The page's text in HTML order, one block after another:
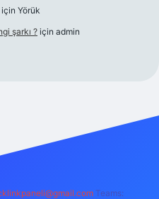
için Yörük
şarkı ? için admin
m elexbet
Teams: